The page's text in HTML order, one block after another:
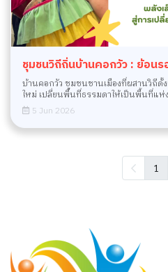
ชุมชนวิถีถิ่นบ้านคอกวัว : ย้อนร
บ้านคอกวัว ชุมชนชานเมืองที่ผสานวิถีดั้
ใหม่ เปลี่ยนพื้นที่ธรรมดาให้เป็นพื้นที่แห่
5 Jun 2026
1